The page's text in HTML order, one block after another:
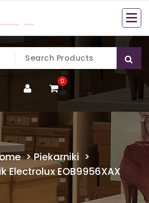
0
>Piekarniki >
Electrolux EOB9956XAX